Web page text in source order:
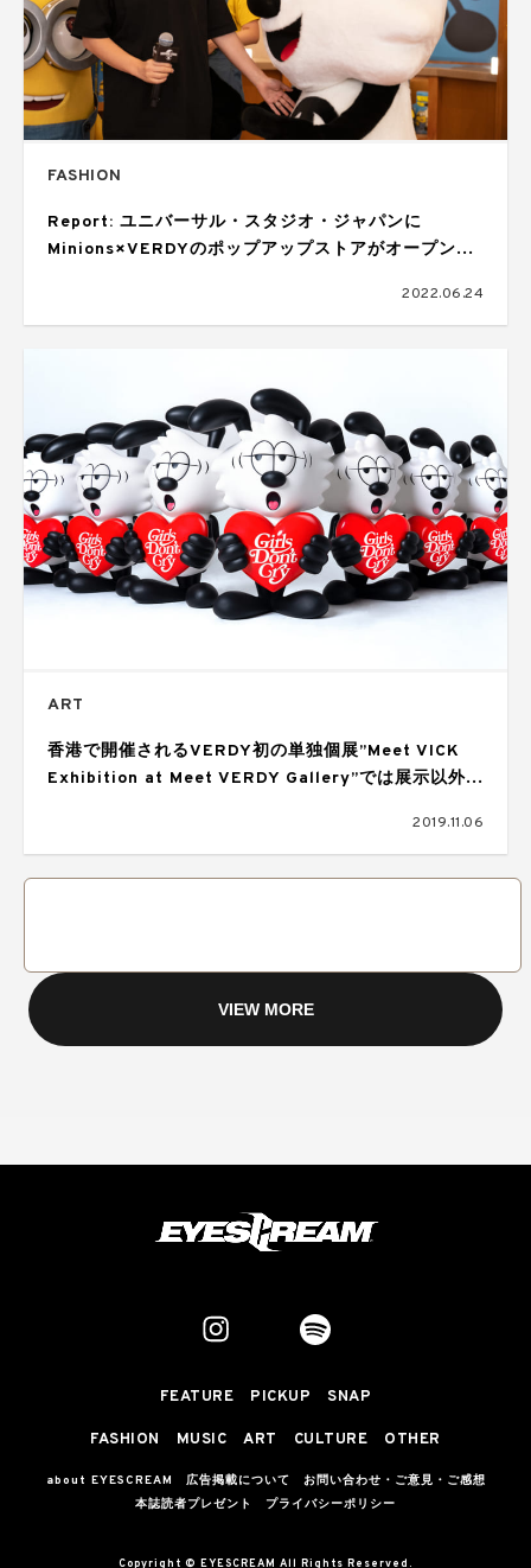
FASHION
Report: ユニバーサル・スタジオ・ジャパンに
Minions×VERDYのポップアップストアがオープン
2022.06.24
ART
香港で開催されるVERDY初の単独個展”Meet VICK
Exhibition at Meet VERDY Gallery”では展示以外に
2019.11.06
VIEW MORE
FEATURE PICKUP SNAP
FASHION MUSIC ART CULTURE OTHER
about EYESCREAM 広告掲載について
お問い合わせ・ご意見・ご感想
本誌読者プレゼント
プライバシーポリシー
Copyright © EYESCREAM All Rights Reserved.